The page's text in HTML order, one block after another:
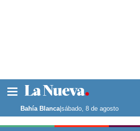
Noticias
La ciudad
Punta Alta
Bahía Blanca|sábado, 8 de agosto